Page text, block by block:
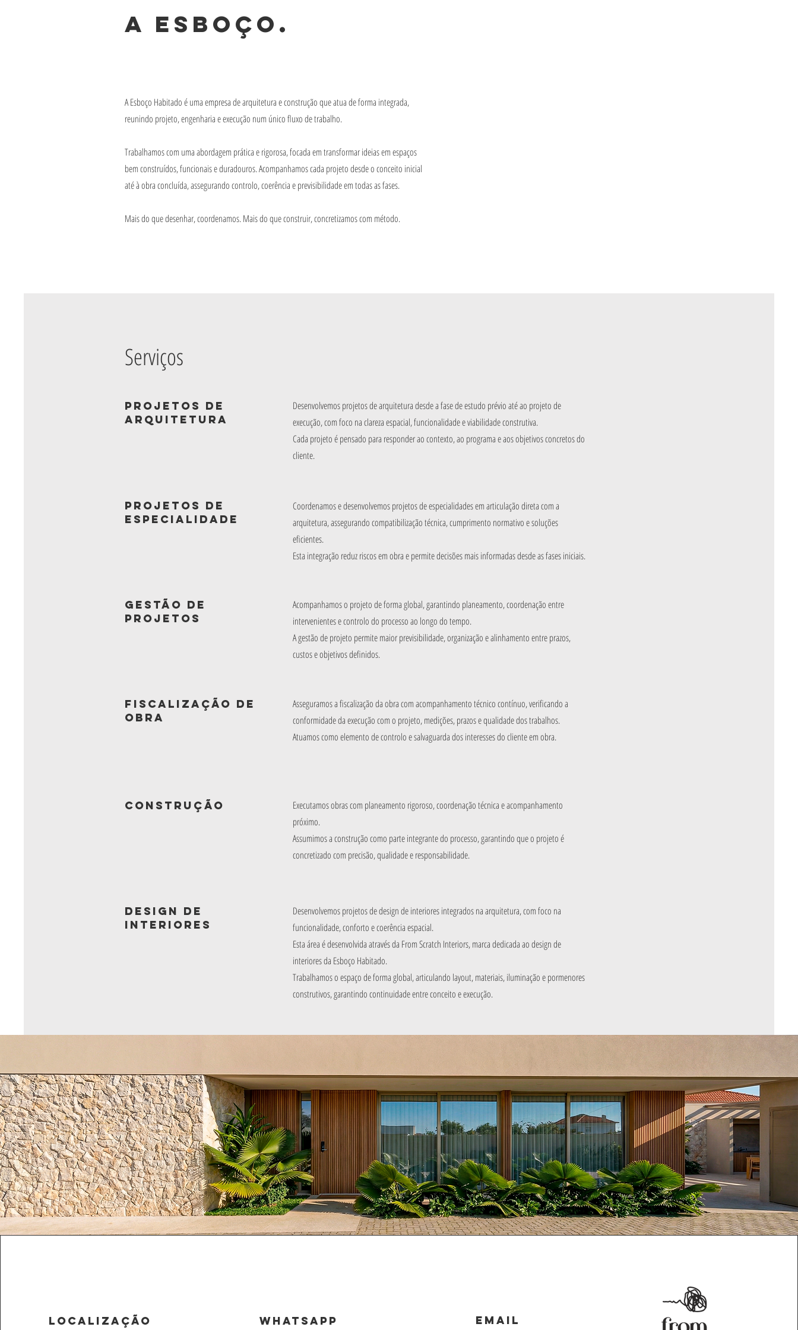
A Esboço.
A Esboço Habitado é uma empresa de arquitetura e construção que atua de forma integrada,
reunindo projeto, engenharia e execução num único fluxo de trabalho.
Trabalhamos com uma abordagem prática e rigorosa, focada em transformar ideias em espaços
bem construídos, funcionais e duradouros. Acompanhamos cada projeto desde o conceito inicial
até à obra concluída, assegurando controlo, coerência e previsibilidade em todas as fases.
Mais do que desenhar, coordenamos. Mais do que construir, concretizamos com método.
Serviços
Projetos de
Arquitetura
Desenvolvemos projetos de arquitetura desde a fase de estudo prévio até ao projeto de
execução, com foco na clareza espacial, funcionalidade e viabilidade construtiva.
Cada projeto é pensado para responder ao contexto, ao programa e aos objetivos concretos do
cliente.
Projetos de
Especialidade
Coordenamos e desenvolvemos projetos de especialidades em articulação direta com a
arquitetura, assegurando compatibilização técnica, cumprimento normativo e soluções
eficientes.
Esta integração reduz riscos em obra e permite decisões mais informadas desde as fases iniciais.
Gestão de
Projetos
Acompanhamos o projeto de forma global, garantindo planeamento, coordenação entre
intervenientes e controlo do processo ao longo do tempo.
A gestão de projeto permite maior previsibilidade, organização e alinhamento entre prazos,
custos e objetivos definidos.
Fiscalização de
Obra
Asseguramos a fiscalização da obra com acompanhamento técnico contínuo, verificando a
conformidade da execução com o projeto, medições, prazos e qualidade dos trabalhos.
Atuamos como elemento de controlo e salvaguarda dos interesses do cliente em obra.
Construção
Executamos obras com planeamento rigoroso, coordenação técnica e acompanhamento
próximo.
Assumimos a construção como parte integrante do processo, garantindo que o projeto é
concretizado com precisão, qualidade e responsabilidade.
Design de
Interiores
Desenvolvemos projetos de design de interiores integrados na arquitetura, com foco na
funcionalidade, conforto e coerência espacial.
Esta área é desenvolvida através da From Scratch Interiors, marca dedicada ao design de
interiores da Esboço Habitado.
Trabalhamos o espaço de forma global, articulando layout, materiais, iluminação e pormenores
construtivos, garantindo continuidade entre conceito e execução.
LOCALIZAÇÃO whatsapp Email